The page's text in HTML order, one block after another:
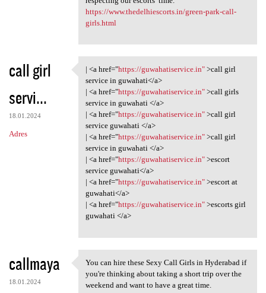
https://www.thedelhiescorts.in/green-park-call-
girls.html
call girl
servi...
18.01.2024
Adres
| <a href="https:/
| <a href="https://guwahatiservice.in">call girl
service in guwahati</a>
| <a href="https://guwahatiservice.in">call girls
service in guwahati </a>
| <a href="https://guwahatiservice.in">call girl
service guwahati </a>
| <a href="https://guwahatiservice.in">call girl
service in guwahati </a>
| <a href="https://guwahatiservice.in">escort
service guwahati</a>
| <a href="https://guwahatiservice.in">escort at
guwahati</a>
| <a href="https://guwahatiservice.in">escorts girl
guwahati </a>
callmaya
18.01.2024
You can hire these Sexy Call
You can hire these Sexy Call Girls in Hyderabad if
you're thinking about taking a short trip over the
weekend and want to have a great time.